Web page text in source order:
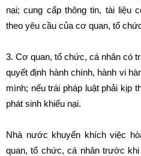
nại; cung cấp thông tin, tài liệu
theo yêu cầu của cơ quan, tổ
3. Cơ quan, tổ chức, cá nhân có
quyết định hành chính, hành vi
mình; nếu trái pháp luật phải kịp
phát sinh khiếu nại.
Nhà nước khuyến khích việc
quan, tổ chức, cá nhân trước